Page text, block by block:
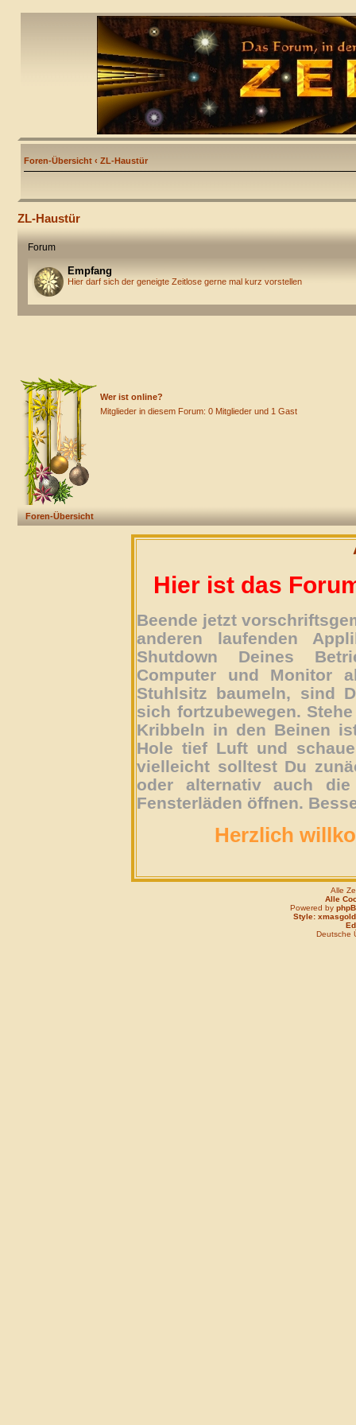
Foren-Übersicht ‹ ZL-Haustür
ZL-Haustür
Forum
Empfang
Hier darf sich der geneigte Zeitlose gerne mal kurz vorstellen
Wer ist online?
Mitglieder in diesem Forum: 0 Mitglieder und 1 Gast
Foren-Übersicht
Hier ist das
Beende jetzt
anderen laufenden
Shutdown Deines
Computer und Monitor
Stuhlsitz baumeln, sind
sich fortzubewegen.
Kribbeln in den Beinen
Hole tief Luft und
vielleicht solltest Du
oder alternativ auch
Fensterläden öffnen.
Herzlich
Alle
Alle
Powered by
Style: xmasgold
Deutsche